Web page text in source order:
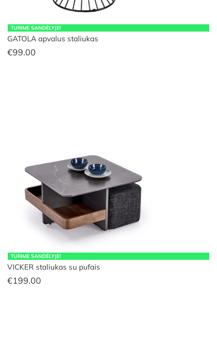
TURIME SANDĖLYJE!
GATOLA apvalus staliukas
€99.00
TURIME SANDĖLYJE!
VICKER staliukas su pufais
€199.00